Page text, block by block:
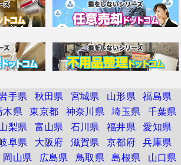
手県 秋田県 宮城県 山形県 福島県
木県 東京都 神奈川県 埼玉県 千葉県
梨県 富山県 石川県 福井県 愛知県
阜県 大阪府 滋賀県 京都府 兵庫県
岡山県 広島県 鳥取県 島根県
山口県